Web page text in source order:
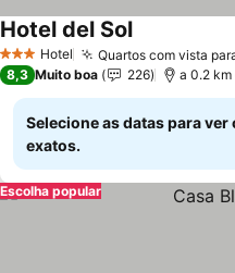
3 EstrelasHotel Quartos com vista
Hotel del SolVer preços
8,3 Muito boa 226 a 0.2
Selecione as datas para ver
exatos.
Escolha popular